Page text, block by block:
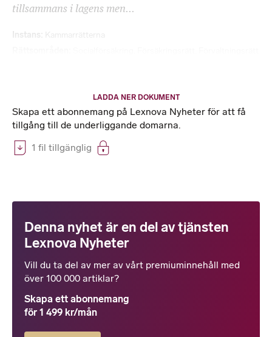
tillsammans i lagens men...
LADDA NER DOKUMENT
Skapa ett abonnemang på Lexnova Nyheter för att få
tillgång till de underliggande domarna.
1 fil tillgänglig
Denna nyhet är en del av tjänsten
Lexnova Nyheter
Vill du ta del av mer av vårt premiuminnehåll med
över 100 000 artiklar?
Skapa ett abonnemang
för 1 499 kr/mån